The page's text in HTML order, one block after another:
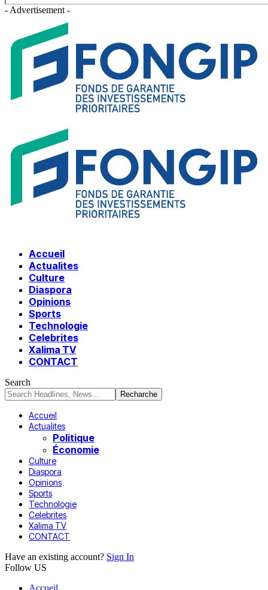
- Advertisement -
Accueil
Actualites
Culture
Diaspora
Opinions
Sports
Technologie
Celebrites
Xalima TV
CONTACT
Search
Accueil
Actualites
Politique
Économie
Culture
Diaspora
Opinions
Sports
Technologie
Celebrites
Xalima TV
CONTACT
Have an existing account? Sign In
Follow US